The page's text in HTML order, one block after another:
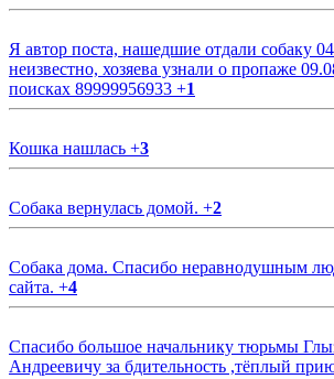
Я автор поста, нашедшие отдали собаку
неизвестно, хозяева узнали о пропаже
поисках 89999956933 +1
Кошка нашлась +3
Собака вернулась домой. +2
Собака дома. Спасибо неравнодушным
сайта. +4
Спасибо большое начальнику тюрьмы
Андреевичу за бдительность ,тёплый